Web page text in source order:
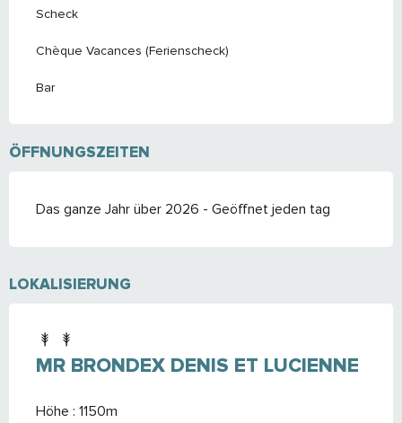
Scheck
Chèque Vacances (Ferienscheck)
Bar
ÖFFNUNGSZEITEN
Das ganze Jahr über 2026 - Geöffnet jeden tag
LOKALISIERUNG
MR BRONDEX DENIS ET LUCIENNE
Höhe : 1150m